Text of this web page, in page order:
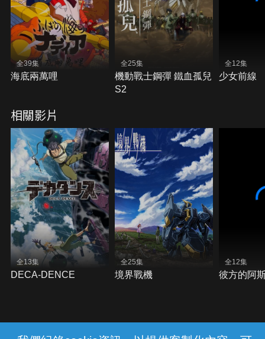
全39集
海底兩萬哩
全25集
機動戰士鋼彈 鐵血孤兒
S2
全12集
少女前線
相關影片
全13集
DECA-DENCE
全25集
境界戰機
全12集
彼方的阿